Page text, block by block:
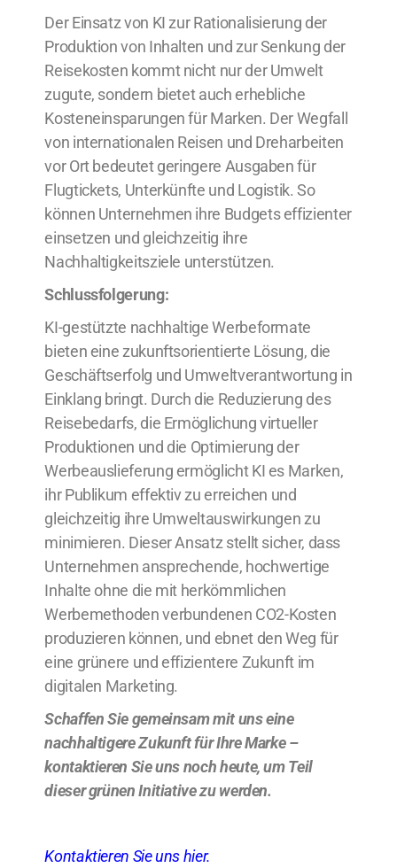
Der Einsatz von KI zur Rationalisierung der
Produktion von Inhalten und zur Senkung der
Reisekosten kommt nicht nur der Umwelt
zugute, sondern bietet auch erhebliche
Kosteneinsparungen für Marken. Der Wegfall
von internationalen Reisen und Dreharbeiten
vor Ort bedeutet geringere Ausgaben für
Flugtickets, Unterkünfte und Logistik. So
können Unternehmen ihre Budgets effizienter
einsetzen und gleichzeitig ihre
Nachhaltigkeitsziele unterstützen.
Schlussfolgerung:
KI-gestützte nachhaltige Werbeformate
bieten eine zukunftsorientierte Lösung, die
Geschäftserfolg und Umweltverantwortung in
Einklang bringt. Durch die Reduzierung des
Reisebedarfs, die Ermöglichung virtueller
Produktionen und die Optimierung der
Werbeauslieferung ermöglicht KI es Marken,
ihr Publikum effektiv zu erreichen und
gleichzeitig ihre Umweltauswirkungen zu
minimieren. Dieser Ansatz stellt sicher, dass
Unternehmen ansprechende, hochwertige
Inhalte ohne die mit herkömmlichen
Werbemethoden verbundenen CO2-Kosten
produzieren können, und ebnet den Weg für
eine grünere und effizientere Zukunft im
digitalen Marketing.
Schaffen Sie gemeinsam mit uns eine
nachhaltigere Zukunft für Ihre Marke –
kontaktieren Sie uns noch heute, um Teil
dieser grünen Initiative zu werden.
Kontaktieren Sie uns hier.